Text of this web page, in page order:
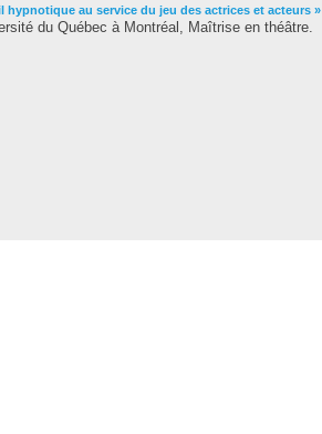
hypnotique au service du jeu des actrices et acteurs »
du Québec à Montréal, Maîtrise en théâtre.